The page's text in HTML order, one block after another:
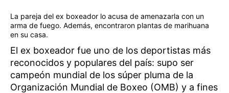
La pareja del ex boxeador lo acusa de amenazarla con un
arma de fuego. Además, encontraron plantas de marihuana
en su casa.
El ex boxeador fue uno de los deportistas más
reconocidos y populares del país: supo ser
campeón mundial de los súper pluma de la
Organización Mundial de Boxeo (OMB) y a fines